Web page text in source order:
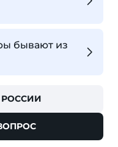
бывают из